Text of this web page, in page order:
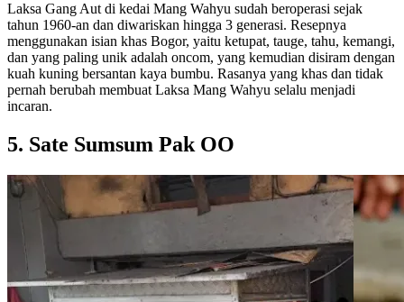
Laksa Gang Aut di kedai Mang Wahyu sudah beroperasi sejak
tahun 1960-an dan diwariskan hingga 3 generasi. Resepnya
menggunakan isian khas Bogor, yaitu ketupat, tauge, tahu, kemangi,
dan yang paling unik adalah oncom, yang kemudian disiram dengan
kuah kuning bersantan kaya bumbu. Rasanya yang khas dan tidak
pernah berubah membuat Laksa Mang Wahyu selalu menjadi
incaran.
5. Sate Sumsum Pak OO